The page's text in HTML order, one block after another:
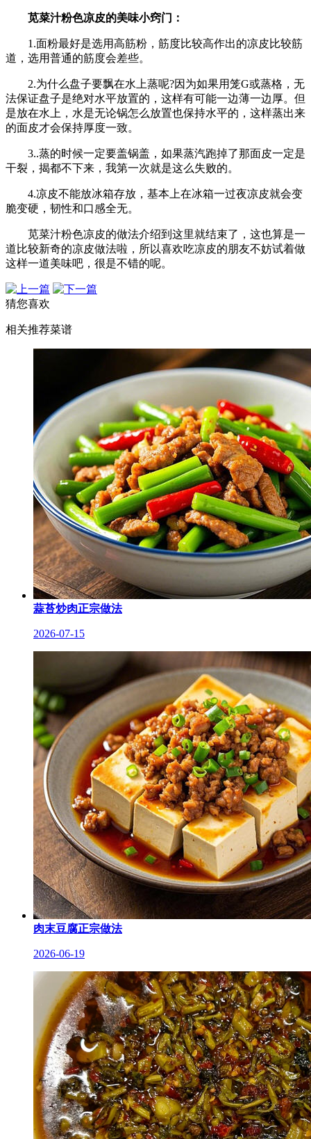
苋菜汁粉色凉皮的美味小窍门：
1.面粉最好是选用高筋粉，筋度比较高作出的凉皮比较筋
道，选用普通的筋度会差些。
2.为什么盘子要飘在水上蒸呢?因为如果用笼G或蒸格，无
法保证盘子是绝对水平放置的，这样有可能一边薄一边厚。但
是放在水上，水是无论锅怎么放置也保持水平的，这样蒸出来
的面皮才会保持厚度一致。
3..蒸的时候一定要盖锅盖，如果蒸汽跑掉了那面皮一定是
干裂，揭都不下来，我第一次就是这么失败的。
4.凉皮不能放冰箱存放，基本上在冰箱一过夜凉皮就会变
脆变硬，韧性和口感全无。
苋菜汁粉色凉皮的做法介绍到这里就结束了，这也算是一
道比较新奇的凉皮做法啦，所以喜欢吃凉皮的朋友不妨试着做
这样一道美味吧，很是不错的呢。
猜您喜欢
相关推荐菜谱
蒜苔炒肉正宗做法
2026-07-15
肉末豆腐正宗做法
2026-06-19